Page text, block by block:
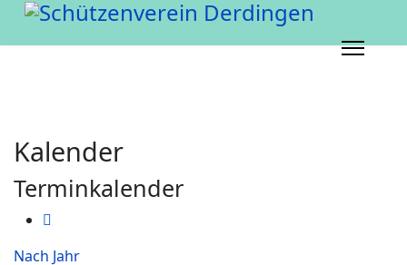
Kalender
Terminkalender
Nach Jahr